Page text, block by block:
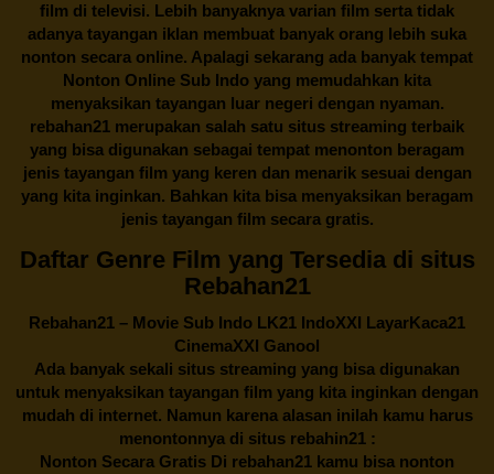
film di televisi. Lebih banyaknya varian film serta tidak
adanya tayangan iklan membuat banyak orang lebih suka
nonton secara online. Apalagi sekarang ada banyak tempat
Nonton Online Sub Indo yang memudahkan kita
menyaksikan tayangan luar negeri dengan nyaman.
rebahan21 merupakan salah satu situs streaming terbaik
yang bisa digunakan sebagai tempat menonton beragam
jenis tayangan film yang keren dan menarik sesuai dengan
yang kita inginkan. Bahkan kita bisa menyaksikan beragam
jenis tayangan film secara gratis.
Daftar Genre Film yang Tersedia di situs
Rebahan21
Rebahan21 – Movie Sub Indo LK21 IndoXXI LayarKaca21
CinemaXXI Ganool
Ada banyak sekali situs streaming yang bisa digunakan
untuk menyaksikan tayangan film yang kita inginkan dengan
mudah di internet. Namun karena alasan inilah kamu harus
menontonnya di situs rebahin21 :
Nonton Secara Gratis Di rebahan21 kamu bisa nonton